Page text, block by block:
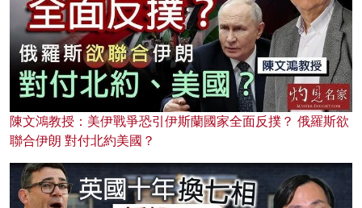
陳文鴻教授：美伊戰爭恐引伊斯蘭國家全面反撲？ 俄羅斯欲
聯合伊朗 對付北約美國？